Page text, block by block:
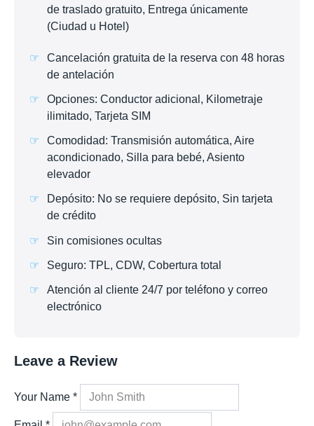
de traslado gratuito, Entrega únicamente
(Ciudad u Hotel)
Cancelación gratuita de la reserva con 48 horas
de antelación
Opciones: Conductor adicional, Kilometraje
ilimitado, Tarjeta SIM
Comodidad: Transmisión automática, Aire
acondicionado, Silla para bebé, Asiento
elevador
Depósito: No se requiere depósito, Sin tarjeta
de crédito
Sin comisiones ocultas
Seguro: TPL, CDW, Cobertura total
Atención al cliente 24/7 por teléfono y correo
electrónico
Leave a Review
Your Name *